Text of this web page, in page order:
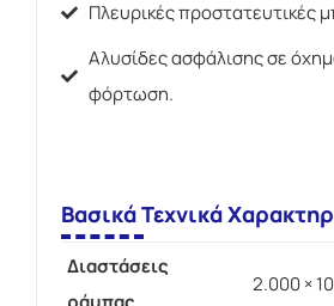
Πλευρικές προστατευτικές
Αλυσίδες ασφάλισης σε
φόρτωση.
Βασικά Τεχνικά
Διαστάσεις
2.000 ×